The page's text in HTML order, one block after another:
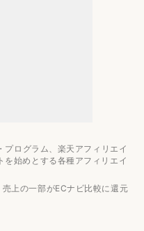
キング
ランキング
ング
ログラム、楽天アフィリエイ
を始めとする各種アフィリエイ
上の一部がECナビ比較に還元